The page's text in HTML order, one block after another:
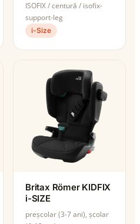
ISOFIX / centură / isofix-
support-leg
i-Size
Britax Römer KIDFIX
i-SIZE
preșcolar (3-7 ani), școlar